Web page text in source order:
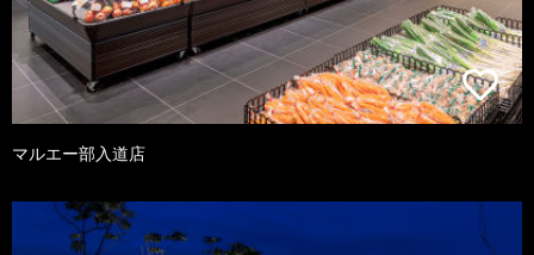
マルエー部入道店